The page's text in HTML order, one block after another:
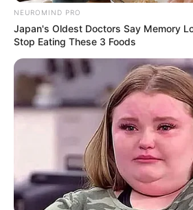
NEUROMIND PRO
Japan's Oldest Doctors Say Memory
Stop Eating These 3 Foods